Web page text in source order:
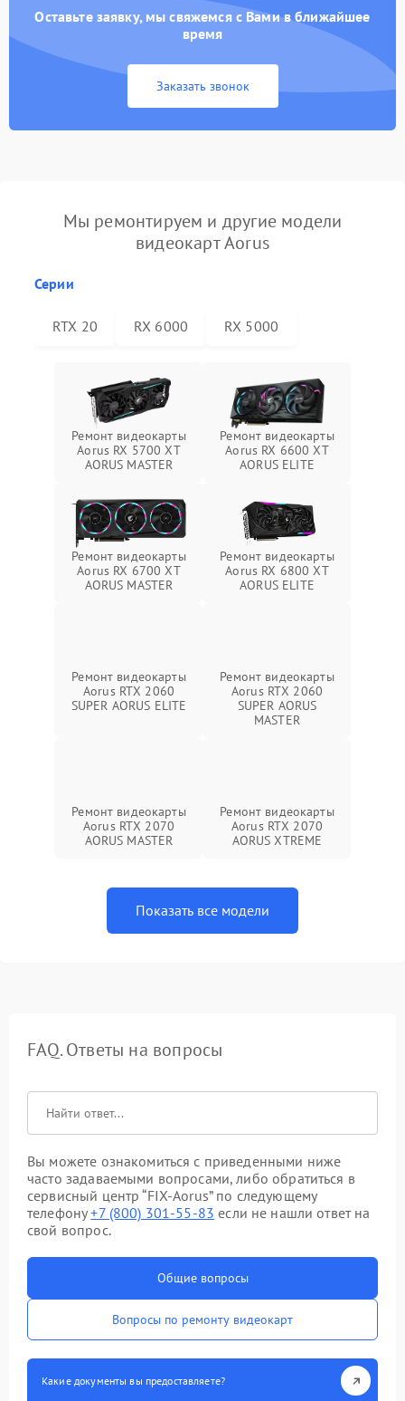
Оставьте заявку, мы свяжемся с Вами в ближайшее
время
Заказать звонок
Мы ремонтируем и другие модели
видеокарт Aorus
Серии
RTX 20 RX 6000 RX 5000
Ремонт видеокарты
Aorus RX 5700 XT
AORUS MASTER
Ремонт видеокарты
Aorus RX 6600 XT
AORUS ELITE
Ремонт видеокарты
Aorus RX 6700 XT
AORUS MASTER
Ремонт видеокарты
Aorus RX 6800 XT
AORUS ELITE
Ремонт видеокарты
Aorus RTX 2060
SUPER AORUS ELITE
Ремонт видеокарты
Aorus RTX 2060
SUPER AORUS
MASTER
Ремонт видеокарты
Aorus RTX 2070
AORUS MASTER
Ремонт видеокарты
Aorus RTX 2070
AORUS XTREME
Показать все модели
FAQ. Ответы на вопросы
Вы можете ознакомиться с приведенными ниже
часто задаваемыми вопросами, либо обратиться в
сервисный центр “FIX-Aorus” по следующему
телефону+7 (800) 301-55-83 если не нашли ответ на
свой вопрос.
Общие вопросы
Вопросы по ремонту видеокарт
Какие документы вы предоставляете?